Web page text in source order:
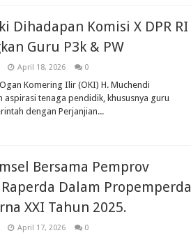
Dihadapan Komisi X DPR RI
Guru P3k & PW
April 18, 2026 0
Komering Ilir (OKI) H. Muchendi
aspirasi tenaga pendidik, khususnya guru
dengan Perjanjian...
Bersama Pemprov
Dalam Propemperda
XXI Tahun 2025.
April 17, 2026 0